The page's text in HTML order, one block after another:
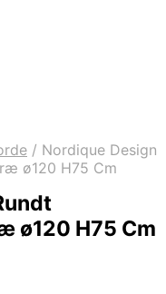
/ Nordique Design
ø120 H75 Cm
ø120 H75 Cm